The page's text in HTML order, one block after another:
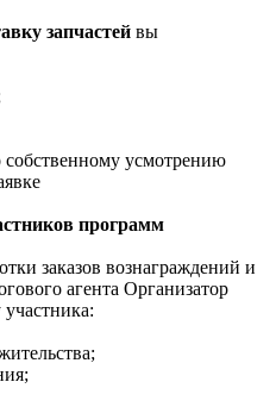
запчастей вы
усмотрению
программ
заказов вознаграждений и
агента Организатор